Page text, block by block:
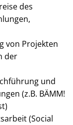
des
von Projekten
der
und
(z.B. BÄMM!
(Social